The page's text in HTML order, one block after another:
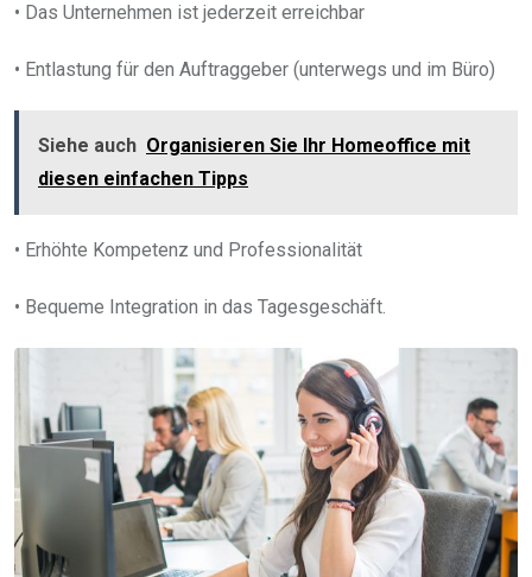
• Das Unternehmen ist jederzeit erreichbar
• Entlastung für den Auftraggeber (unterwegs und im Büro)
Siehe auch Organisieren Sie Ihr Homeoffice mit
diesen einfachen Tipps
• Erhöhte Kompetenz und Professionalität
• Bequeme Integration in das Tagesgeschäft.